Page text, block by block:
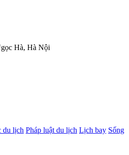
Hà, Hà Nội
du lịch Pháp luật du lịch Lịch bay Sống